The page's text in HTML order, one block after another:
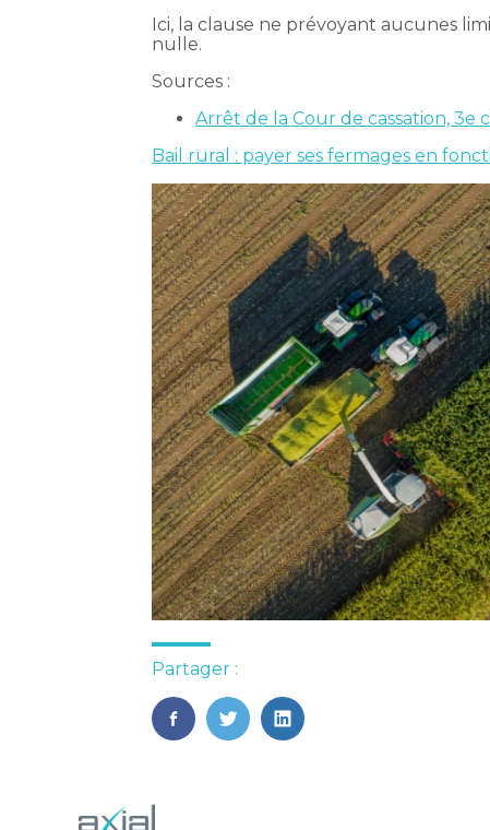
Ici, la clause ne prévoyant aucunes
nulle.
Sources :
Arrêt de la Cour de cassation, 3e
Bail rural : payer ses fermages en
Partager :
FaceBook
TwitterLinkedIn